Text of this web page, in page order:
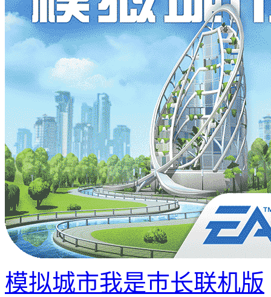
模拟城市我是巿长联机版